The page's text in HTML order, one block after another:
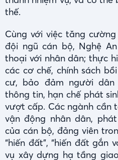
thế.
Cùng với việc tăng
đội ngũ cán bộ, Nghệ
thoại với nhân dân; thực
các cơ chế, chính sách
cư, bảo đảm người
thông tin, hạn chế phát
vượt cấp. Các ngành cần
vận động nhân dân,
của cán bộ, đảng viên
“hiến đất”, “hiến đất gắn
vụ xây dựng hạ tầng